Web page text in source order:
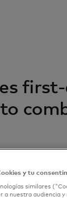
y tu
similares
a nuestra audiencia